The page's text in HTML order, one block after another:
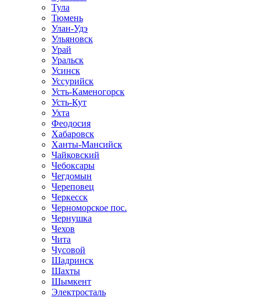
Тула
Тюмень
Улан-Удэ
Ульяновск
Урай
Уральск
Усинск
Уссурийск
Усть-Каменогорск
Усть-Кут
Ухта
Феодосия
Хабаровск
Ханты-Мансийск
Чайковский
Чебоксары
Чегдомын
Череповец
Черкесск
Черноморское пос.
Чернушка
Чехов
Чита
Чусовой
Шадринск
Шахты
Шымкент
Электросталь